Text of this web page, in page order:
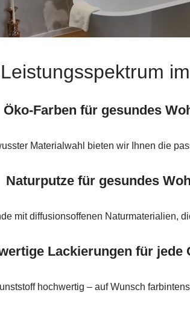
Öko-Farben für gesundes
Materialwahl bieten wir Ihnen die
Naturputze für gesundes
mit diffusionsoffenen Naturmaterialien,
Lackierungen für jede
hochwertig – auf Wunsch